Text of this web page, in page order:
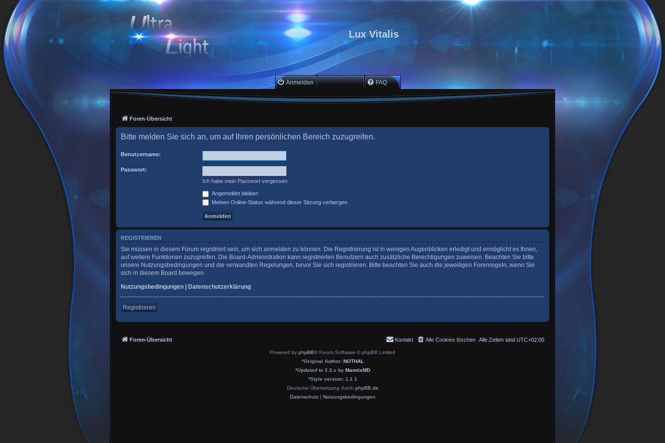
Lux Vitalis
Anmelden Registrieren FAQ
Foren-Übersicht
Bitte melden Sie sich an, um auf Ihren persönlichen Bereich zuzugreifen.
Benutzername:
Passwort:
Ich habe mein Passwort vergessen
Angemeldet bleiben
Meinen Online-Status während dieser Sitzung verbergen
REGISTRIEREN
Sie müssen in diesem Forum registriert sein, um sich anmelden zu können. Die Registrierung ist in wenigen Augenblicken erledigt und ermöglicht es Ihnen,
auf weitere Funktionen zuzugreifen. Die Board-Administration kann registrierten Benutzern auch zusätzliche Berechtigungen zuweisen. Beachten Sie bitte
unsere Nutzungsbedingungen und die verwandten Regelungen, bevor Sie sich registrieren. Bitte beachten Sie auch die jeweiligen Forenregeln, wenn Sie
sich in diesem Board bewegen.
Nutzungsbedingungen | Datenschutzerklärung
Registrieren
Foren-Übersicht Alle Zeiten sind UTC+02:00
Alle Cookies löschen
Kontakt
Powered by phpBB® Forum Software © phpBB Limited
*Original Author: NOTHAL
*Updated to 3.3.x by MannixMD
*Style version: 1.1.1
Deutsche Übersetzung durch phpBB.de
Datenschutz| Nutzungsbedingungen